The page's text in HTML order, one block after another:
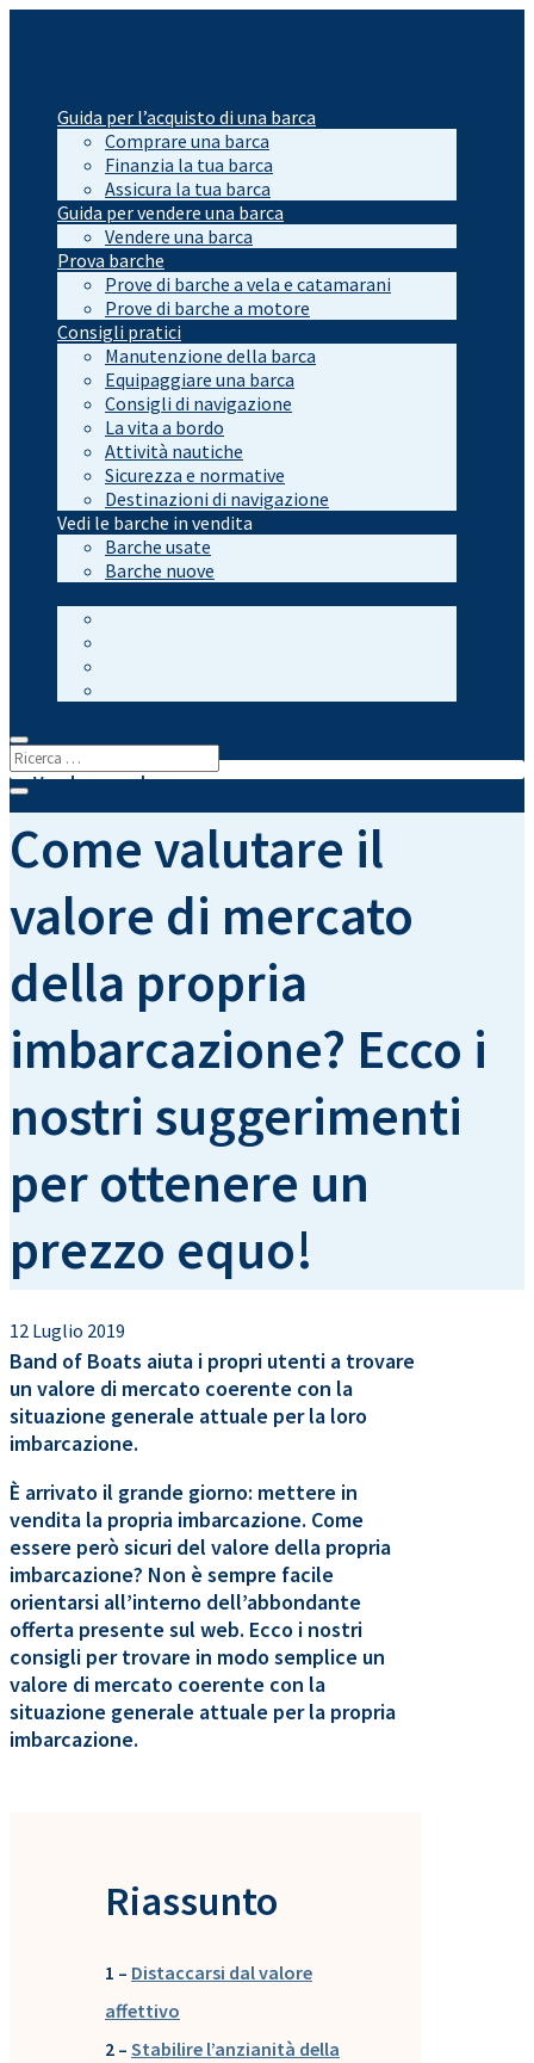
Guida per l’acquisto di una barca
Comprare una barca
Finanzia la tua barca
Assicura la tua barca
Guida per vendere una barca
Vendere una barca
Prova barche
Prove di barche a vela e catamarani
Prove di barche a motore
Consigli pratici
Manutenzione della barca
Equipaggiare una barca
Consigli di navigazione
La vita a bordo
Attività nautiche
Sicurezza e normative
Destinazioni di navigazione
Vedi le barche in vendita
Barche usate
Barche nuove
Vendere una barca
Come valutare il
valore di mercato
della propria
imbarcazione? Ecco i
nostri suggerimenti
per ottenere un
prezzo equo!
12 Luglio 2019
Band of Boats aiuta i propri utenti a trovare
un valore di mercato coerente con la
situazione generale attuale per la loro
imbarcazione.
È arrivato il grande giorno: mettere in
vendita la propria imbarcazione. Come
essere però sicuri del valore della propria
imbarcazione? Non è sempre facile
orientarsi all’interno dell’abbondante
offerta presente sul web. Ecco i nostri
consigli per trovare in modo semplice un
valore di mercato coerente con la
situazione generale attuale per la propria
imbarcazione.
Riassunto
1 – Distaccarsi dal valore
affettivo
2 – Stabilire l’anzianità della